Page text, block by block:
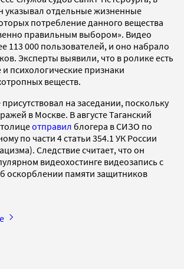
указывал отдельные жизненные
потребление данного вещества
правильным выбором». Видео
113 000 пользователей, и оно набрало
Эксперты выявили, что в ролике есть
и психологические признаки
веществ.
на заседании, поскольку
в Москве. В августе Таганский
отправил блогера в СИЗО по
по части 4 статьи 354.1 УК России
Следствие считает, что он
видеохостинге видеозапись с
оскорблении памяти защитников